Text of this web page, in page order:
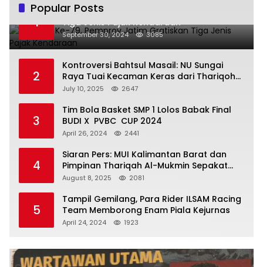
Popular Posts
1
Hari Jadi Ke-79, Pemprov Jatim Gratiskan
Tiga Jenis Pajak Kendaraan
September 30, 2024 3085
2
Kontroversi Bahtsul Masail: NU Sungai
Raya Tuai Kecaman Keras dari Thariqoh
Al Mu’min
July 10, 2025 2647
3
Tim Bola Basket SMP 1 Lolos Babak Final
BUDI X PVBC CUP 2024
April 26, 2024 2441
4
Siaran Pers: MUI Kalimantan Barat dan
Pimpinan Thariqah Al-Mukmin Sepakat
Jaga Umat
August 8, 2025 2081
5
Tampil Gemilang, Para Rider ILSAM Racing
Team Memborong Enam Piala Kejurnas
April 24, 2024 1923